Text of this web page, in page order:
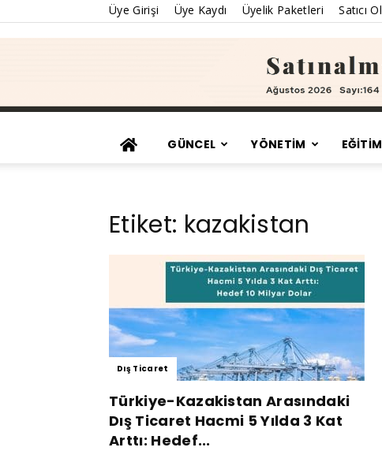
Üye Girişi Üye Kaydı Üyelik Paketleri Satıcı Ol
GÜNCEL YÖNETİM EĞİTİM
Etiket: kazakistan
Dış Ticaret
Türkiye-Kazakistan Arasındaki
Dış Ticaret Hacmi 5 Yılda 3 Kat
Arttı: Hedef...